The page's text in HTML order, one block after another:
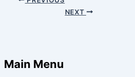
NEXT
Main Menu